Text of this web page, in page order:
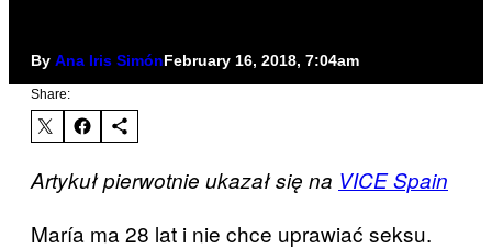
By Ana Iris SimónFebruary 16, 2018, 7:04am
Share:
Artykuł pierwotnie ukazał się na VICE Spain
María ma 28 lat i nie chce uprawiać seksu.